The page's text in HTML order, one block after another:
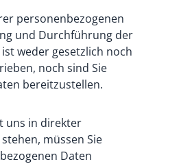
personenbezogenen
und Durchführung der
weder gesetzlich noch
noch sind Sie
bereitzustellen.
uns in direkter
müssen Sie
Daten